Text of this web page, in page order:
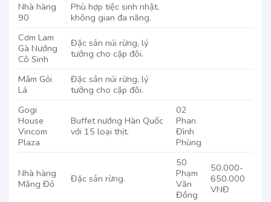
Nhà hàng
90
Phù hợp tiệc sinh nhật,
không gian đa năng.
Cơm Lam
Gà Nướng
Cô Sinh
Đặc sản núi rừng, lý
tưởng cho cặp đôi.
Mâm Gỏi
Lá
Đặc sản núi rừng, lý
tưởng cho cặp đôi.
Gogi
House
Vincom
Plaza
Buffet nướng Hàn Quốc
với 15 loại thịt.
02
Phan
Đình
Phùng
Nhà hàng
Măng Đỏ
Đặc sản rừng.
50
Phạm
Văn
Đồng
50.000-
650.000
VNĐ